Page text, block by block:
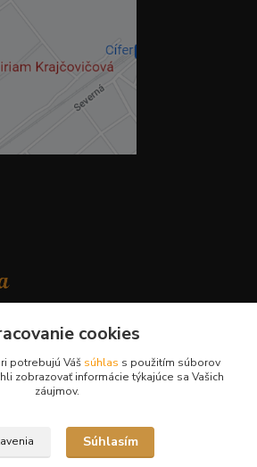
cookies
potrebujú Váš súhlas s použitím súborov
zobrazovať informácie týkajúce sa Vašich
záujmov.
Súhlasím